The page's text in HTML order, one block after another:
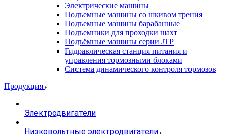
Электрические машины
Подъемные машины со шкивом трения
Подъемные машины барабанные
Подъемники для проходки шахт
Подъёмные машины серии JTP
Гидравлическая станция питания и
управления тормозными блоками
Система динамического контроля тормозов
Продукция
Электродвигатели
Низковольтные электродвигатели